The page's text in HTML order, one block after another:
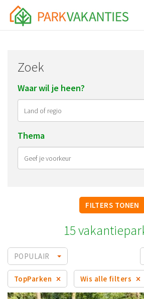
Zoek
Waar wil je heen?
Thema
FILTERS TONEN
15
POPULAIR
TopParken Wis alle filters